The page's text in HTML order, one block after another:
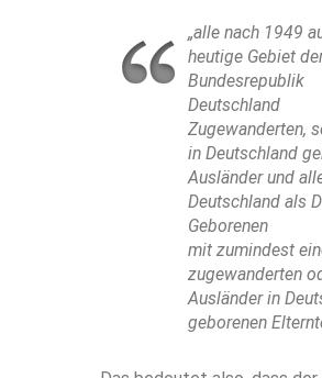
„alle nach 1949
heutige Gebiet
Bundesrepublik
Deutschland
Zugewanderten,
in Deutschland
Ausländer und
Deutschland als
Geborenen
mit zumindest
zugewanderten
Ausländer in
geborenen